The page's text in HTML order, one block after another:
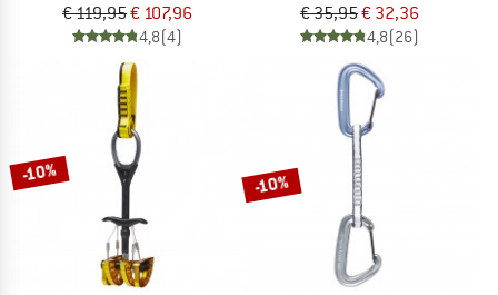
€ 119,95€ 107,96
4,8(4)
€ 35,95€ 32,36
4,8(26)
-10% -10%